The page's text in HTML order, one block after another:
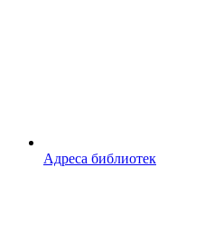
Адреса библиотек